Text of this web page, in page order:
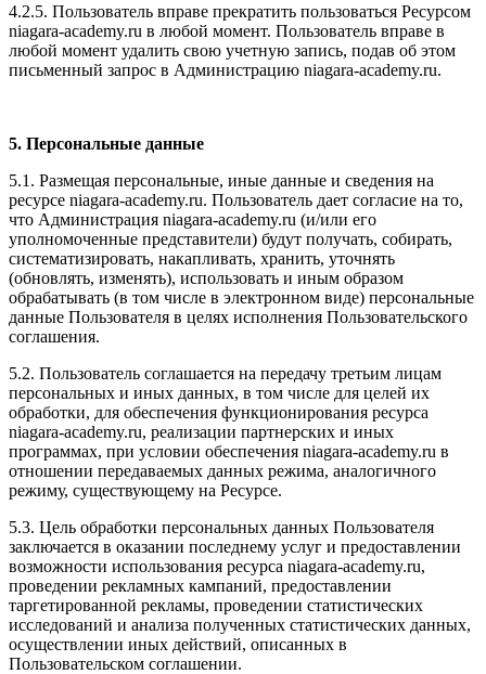
4.2.5. Пользователь вправе прекратить пользоваться Ресурсом
niagara-academy.ru в любой момент. Пользователь вправе в
любой момент удалить свою учетную запись, подав об этом
письменный запрос в Администрацию niagara-academy.ru.
5. Персональные данные
5.1. Размещая персональные, иные данные и сведения на
ресурсе niagara-academy.ru. Пользователь дает согласие на то,
что Администрация niagara-academy.ru (и/или его
уполномоченные представители) будут получать, собирать,
систематизировать, накапливать, хранить, уточнять
(обновлять, изменять), использовать и иным образом
обрабатывать (в том числе в электронном виде) персональные
данные Пользователя в целях исполнения Пользовательского
соглашения.
5.2. Пользователь соглашается на передачу третьим лицам
персональных и иных данных, в том числе для целей их
обработки, для обеспечения функционирования ресурса
niagara-academy.ru, реализации партнерских и иных
программах, при условии обеспечения niagara-academy.ru в
отношении передаваемых данных режима, аналогичного
режиму, существующему на Ресурсе.
5.3. Цель обработки персональных данных Пользователя
заключается в оказании последнему услуг и предоставлении
возможности использования ресурса niagara-academy.ru,
проведении рекламных кампаний, предоставлении
таргетированной рекламы, проведении статистических
исследований и анализа полученных статистических данных,
осуществлении иных действий, описанных в
Пользовательском соглашении.